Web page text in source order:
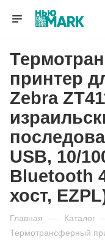
принтер
Zebra
USB, 10/
Bluetooth
хост,
Главная — Каталог
Термотрансферный